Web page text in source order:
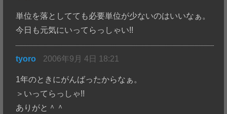
単位を落としてても必要単位が少ないのはいいなぁ。
今日も元気にいってらっしゃい!!
tyoro 2006年9月 4日 18:21
1年のときにがんばったからなぁ。
＞いってらっしゃ!!
ありがと＾＾